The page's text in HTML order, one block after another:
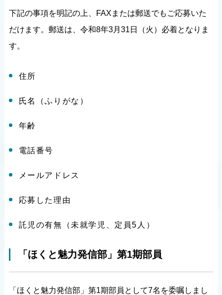
下記の事項を明記の上、FAXまたは郵送でもご応募いた
だけます。郵送は、令和8年3月31日（火）必着となりま
す。
住所
氏名（ふりがな）
年齢
電話番号
メールアドレス
応募した理由
託児の有無（未就学児、定員5人）
「ほくと魅力発信部」第1期部員
「ほくと魅力発信部」第1期部員として7名を委嘱しまし